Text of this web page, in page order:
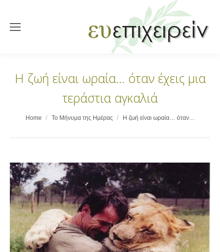
Η ζωή είναι ωραία… όταν έχεις μια
τεράστια αγκαλιά
You are here:
Home Το Μήνυμα της Ημέρας Η ζωή είναι ωραία… όταν…